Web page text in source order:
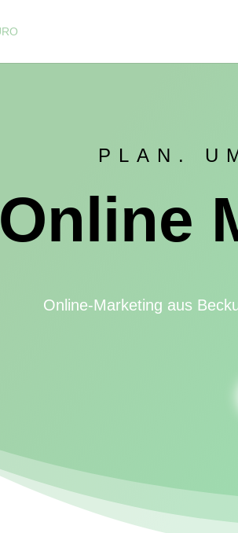
PLAN.
Online
Online-Marketing aus